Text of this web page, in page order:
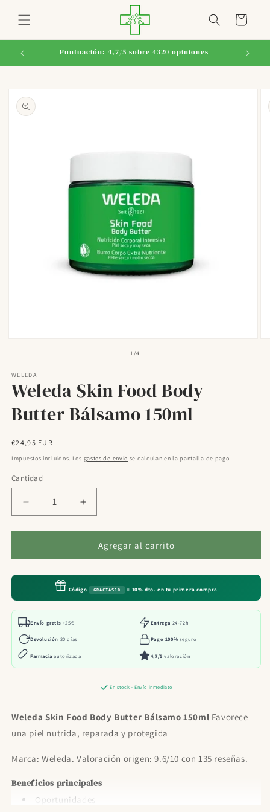
directamente
al contenido
Carrito
Puntuación: 4,7/5 sobre 4320 opiniones
a la
información
en
una
ventana
1/de
4
WELEDA
Weleda Skin Food Body
Butter Bálsamo 150ml
Precio
habitual
€24,95 EUR
Impuestos incluidos. Los gastos de envío se calculan en la pantalla de pago.
Cantidad
Reducir
cantidad
para
Skin
Bálsamo
150ml
Aumentar
cantidad
para
Weleda
Skin
Body
Butter
Bálsamo
Agregar al carrito
Código GRACIAS10 = 10% dto. en tu primera compra
Envío gratis +25€ Entrega 24-72h
Devolución 30 días Pago 100% seguro
Farmacia autorizada 4,7/5 valoración
En stock · Envío inmediato
Weleda Skin Food Body Butter Bálsamo 150ml Favorece
una piel nutrida, reparada y protegida
Marca: Weleda. Valoración origen: 9.6/10 con 135 reseñas.
Beneficios principales
Oportunidades